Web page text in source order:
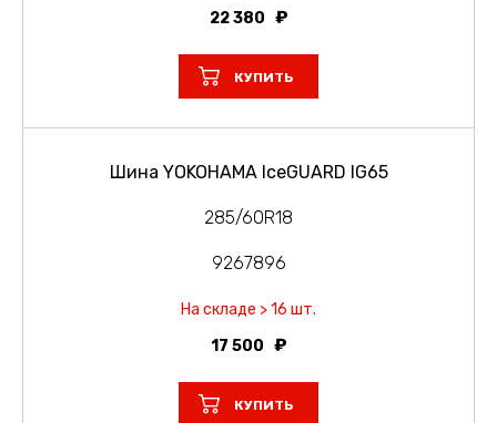
22 380
КУПИТЬ
Шина YOKOHAMA IceGUARD IG65
285/60R18
9267896
На складе > 16 шт.
17 500
КУПИТЬ